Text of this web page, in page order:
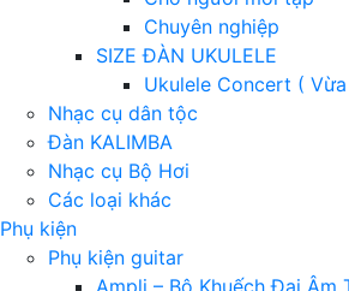
Chuyên nghiệp
SIZE ĐÀN UKULELE
Ukulele Concert ( Vừa
Nhạc cụ dân tộc
Đàn KALIMBA
Nhạc cụ Bộ Hơi
Các loại khác
Phụ kiện
Phụ kiện guitar
Ampli – Bộ Khuếch Đại Âm